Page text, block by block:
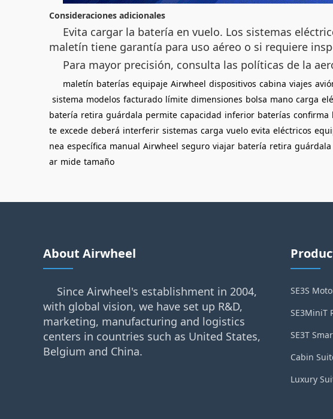
Consideraciones adicionales
Evita cargar la batería en vuelo. Los sistemas
maletín tiene garantía para uso aéreo o si requiere
Para mayor precisión, consulta las políticas de la
maletín baterías equipaje Airwheel dispositivos cabina viajes
sistema modelos facturado límite dimensiones bolsa mano carga
batería retira guárdala permite capacidad inferior baterías confirma
te excede deberá interferir sistemas carga vuelo evita eléctricos
nea específica manual Airwheel seguro viajar batería retira guárdala
ar mide tamaño
About Airwheel
Since Airwheel's establishment in 2004,
with global vision, we have set up R&D,
marketing, manufacturing and logistics
centers in countries such as United States,
Belgium and China.
SE3S
SE3MiniT
SE3T
Cabin
Luxury